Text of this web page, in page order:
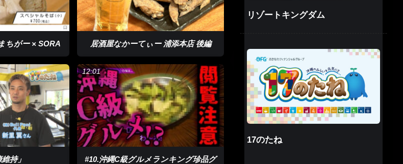
ちがー × SORA 居酒屋なかーてぃー 浦添本店 後編
持」
12:01
#10.沖縄C級グルメランキング珍品グ
リゾートキングダム
17のたね